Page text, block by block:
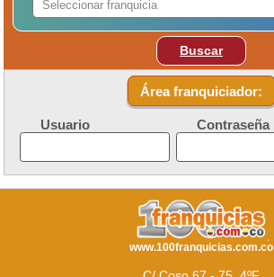
Buscar
Área franquiciador:
Usuario Contraseña
www.100franquicias.com.co